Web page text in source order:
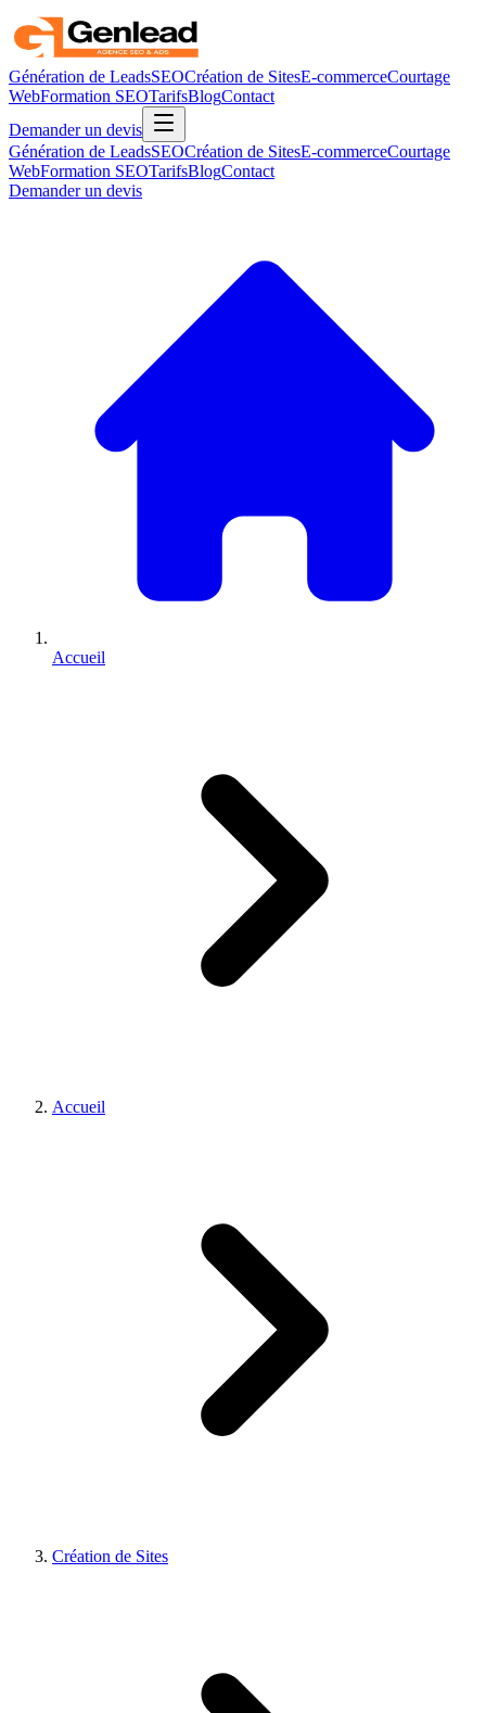
Génération de LeadsSEOCréation de SitesE-commerceCourtage
WebFormation SEOTarifsBlogContact
Demander un devis
Génération de LeadsSEOCréation de SitesE-commerceCourtage
WebFormation SEOTarifsBlogContact
Demander un devis
Accueil
Accueil
Création de Sites